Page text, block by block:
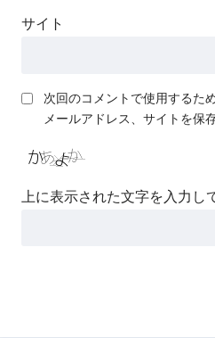
サイト
次回のコメントで使用するた
メールアドレス、サイトを保
上に表示された文字を入力し